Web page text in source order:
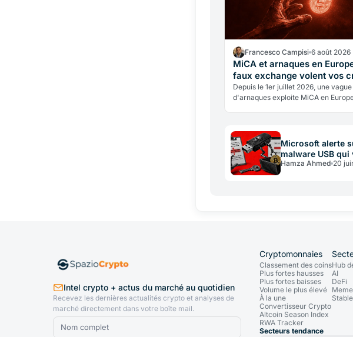
Francesco Campisi 6 août 2026
MiCA et arnaques en
faux exchange volent vos
Depuis le 1er juillet 2026, une vague
d'arnaques exploite MiCA en
Microsoft alerte
malware USB qui
les wallets crypto
Hamza Ahmed 20
Intel crypto + actus du marché au quotidien
Recevez les dernières actualités crypto et analyses de
marché directement dans votre boîte mail.
Cryptomonnaies
Classement des coins
Plus fortes hausses
Plus fortes baisses
Volume le plus élevé
À la une
Convertisseur Crypto
Altcoin Season Index
RWA Tracker
Hub
AI
DeFi
Secteurs tendance